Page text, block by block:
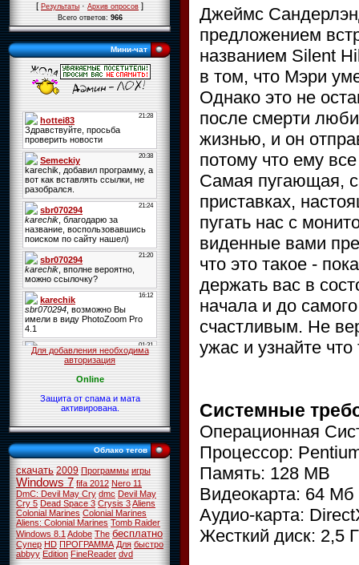
[Результаты·Архив опросов]
Всего ответов:966
Мини-чат
Для добавления необходима
авторизация
Online
Защита от спама и мата
активирована.
Облако тегов
скачать 2009 Программы игры
Windows 7 fifa 2012 Nero 11
DmC: Devil May Cry dmc Devil May
Cry 5 Dead Space 3 Crysis 3Aliens
Colonial Marines Colonial Marines
Aliens: Colonial Marines Tomb Raider
Windows 8.1Adobe The бесплатно
Супер HD ПРОГРАММА Для быстро
abbyy Edition FineReader dvd
Джеймс
предложением
названием Silent
в том, что Мэри
Однако это не
после смерти
жизнью, и он
потому что ему
Самая пугающая,
приставках,
пугать нас с
виденные вами
что это такое -
держать вас в
начала и до
счастливым. Не
ужас и узнайте
Системные
Операционная
Процессор:
Память: 128 MB
Видеокарта: 64
Аудио-карта:
Жесткий диск: 2,5